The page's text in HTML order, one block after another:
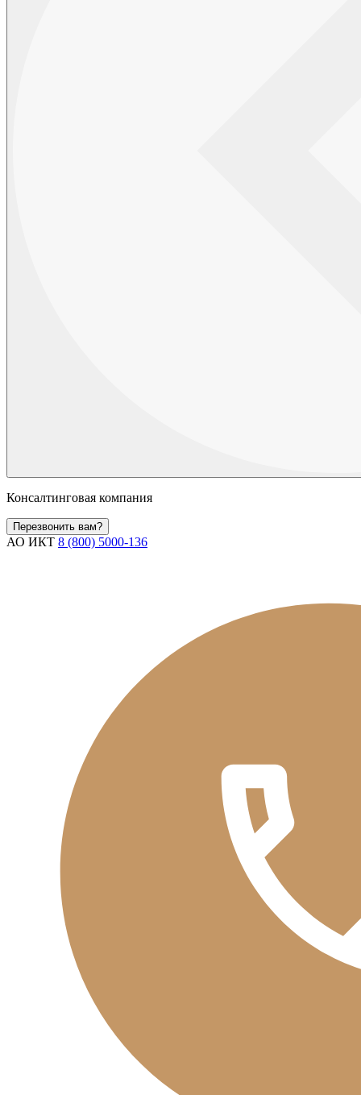
Консалтинговая компания
Перезвонить вам?
АО ИКТ 8 (800) 5000-136